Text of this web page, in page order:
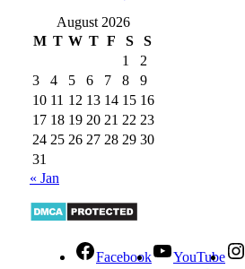
August 2026
M T W T F S
S
1
2
3
4 5 6 7 8
9
10 11 12 13 14 15 16
17 18 19 20 21 22 23
24 25 26 27 28 29 30
31
« Jan
Facebook YouTube